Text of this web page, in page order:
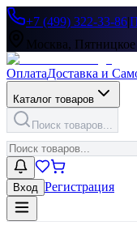
+7 (499) 322-33-86|
Москва,
ОплатаДоставка и
Каталог товаров
Поиск товаров...
Вход Регистрация